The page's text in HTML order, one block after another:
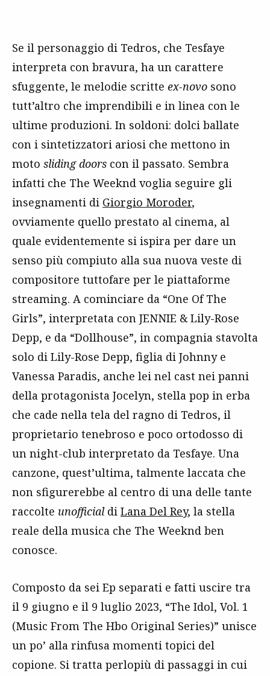
Se il personaggio di Tedros, che Tesfaye
interpreta con bravura, ha un carattere
sfuggente, le melodie scritte ex-novo sono
tutt’altro che imprendibili e in linea con le
ultime produzioni. In soldoni: dolci ballate
con i sintetizzatori ariosi che mettono in
moto sliding doors con il passato. Sembra
infatti che The Weeknd voglia seguire gli
insegnamenti di Giorgio Moroder,
ovviamente quello prestato al cinema, al
quale evidentemente si ispira per dare un
senso più compiuto alla sua nuova veste di
compositore tuttofare per le piattaforme
streaming. A cominciare da “One Of The
Girls”, interpretata con JENNIE & Lily-Rose
Depp, e da “Dollhouse”, in compagnia stavolta
solo di Lily-Rose Depp, figlia di Johnny e
Vanessa Paradis, anche lei nel cast nei panni
della protagonista Jocelyn, stella pop in erba
che cade nella tela del ragno di Tedros, il
proprietario tenebroso e poco ortodosso di
un night-club interpretato da Tesfaye. Una
canzone, quest’ultima, talmente laccata che
non sfigurerebbe al centro di una delle tante
raccolte unofficial di Lana Del Rey, la stella
reale della musica che The Weeknd ben
conosce.
Composto da sei Ep separati e fatti uscire tra
il 9 giugno e il 9 luglio 2023, “The Idol, Vol. 1
(Music From The Hbo Original Series)” unisce
un po’ alla rinfusa momenti topici del
copione. Si tratta perlopiù di passaggi in cui